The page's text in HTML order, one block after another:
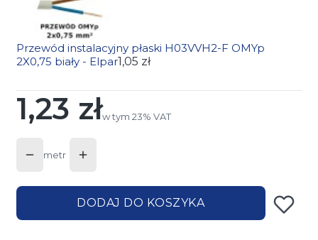
Przewód instalacyjny płaski H03VVH2-F OMYp
2X0,75 biały - Elpar1,05 zł
Cena
1,23 złw tym 23% VAT
w tym 23% VAT
metr
DODAJ DO KOSZYKA